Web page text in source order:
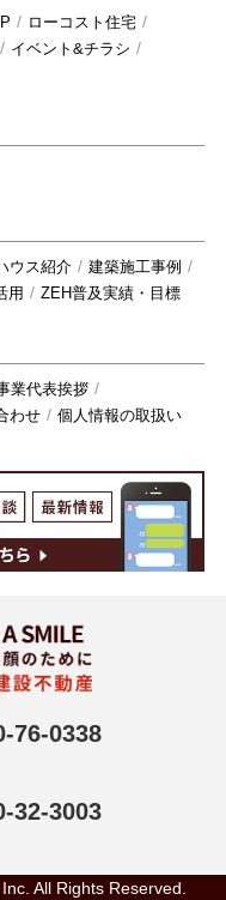
ローコスト住宅
イベント&チラシ
ウス紹介
建築施工事例
用 ZEH普及実績・目標
業代表挨拶
わせ 個人情報の取扱い
76-0338
32-3003
All Rights Reserved.